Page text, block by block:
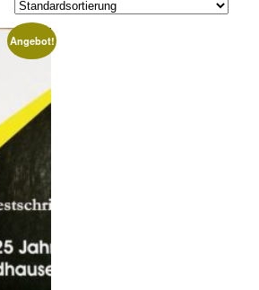
Angebot!